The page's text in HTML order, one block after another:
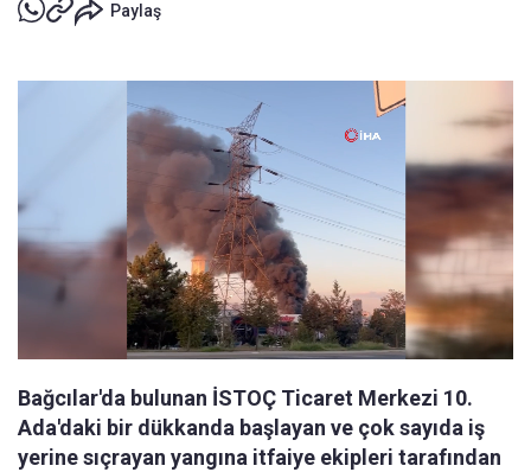
Paylaş
Bağcılar'da bulunan İSTOÇ Ticaret Merkezi 10.
Ada'daki bir dükkanda başlayan ve çok sayıda iş
yerine sıçrayan yangına itfaiye ekipleri tarafından